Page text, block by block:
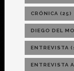
CRÓNICA (25)
DIEGO DEL
ENTREVISTA
ENTREVISTA